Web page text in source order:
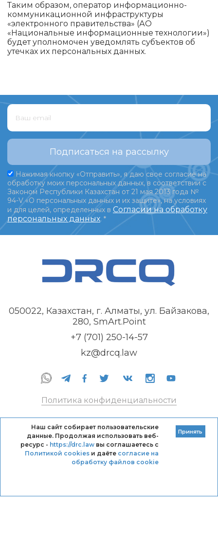
Таким образом, оператор информационно-
коммуникационной инфраструктуры
«электронного правительства» (АО
«Национальные информационные технологии»)
будет уполномочен уведомлять субъектов об
утечках их персональных данных.
Подписаться на рассылку
Нажимая кнопку «Отправить», я даю свое согласие на
обработку моих персональных данных, в соответствии с
Законом Республики Казахстан от 21 мая 2013 года №
94-V «О персональных данных и их защите», на условиях
и для целей, определенных в Согласии на обработку
персональных данных. *
050022, Казахстан, г. Алматы, ул. Байзакова,
280, SmArt.Point
+7 (701) 250-14-57
kz@drcq.law
Политика конфиденциальности
Кодекс профессиональной этики DRC
Правила оказания услуг
Наш сайт собирает пользовательские
данные. Продолжая использовать веб-
ресурс - https://drc.lawвы соглашаетесь с
Политикой cookiesи даёте согласие на
обработку файлов cookie
Принять